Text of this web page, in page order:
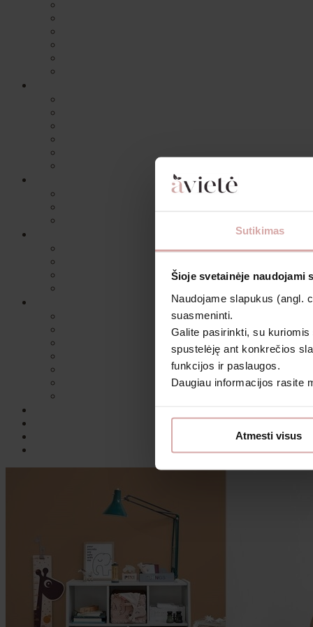
Sutikimas
Šioje svetainėje naudojami
Naudojame slapukus (angl.
suasmeninti.
Galite pasirinkti, su
spustelėję ant konkrečios
funkcijos ir paslaugos.
Daugiau informacijos rasite
Atmesti visus
Daugiau